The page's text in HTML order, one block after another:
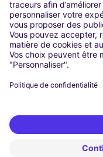
Washington DC
Milan
Rome
Turin
Vienne
Berlin
Düsseldorf